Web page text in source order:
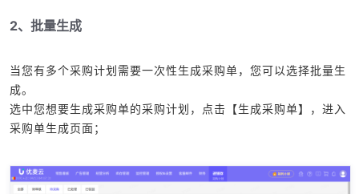
2、批量生成
当您有多个采购计划需要一次性生成采购单，您可以选择批量生
成。
选中您想要生成采购单的采购计划，点击【生成采购单】，进入
采购单生成页面；